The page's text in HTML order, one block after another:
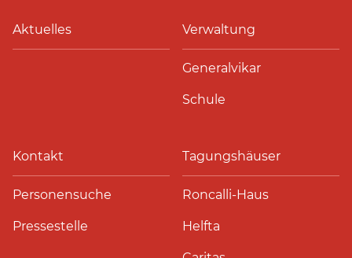
Aktuelles Verwaltung
Generalvikar
Schule
Kontakt
Personensuche
Pressestelle
Tagungshäuser
Roncalli-Haus
Helfta